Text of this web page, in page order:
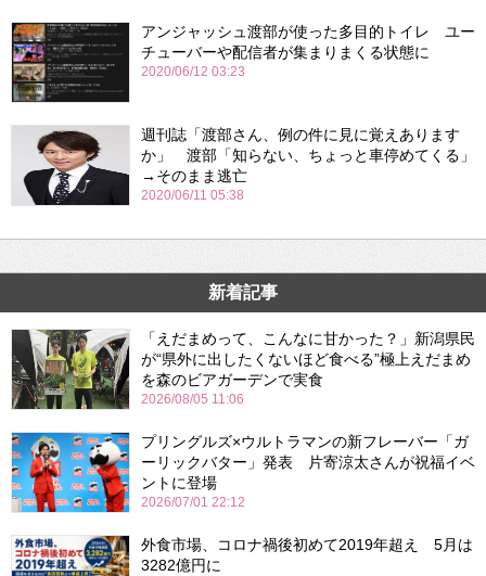
アンジャッシュ渡部が使った多目的トイレ ユー
チューバーや配信者が集まりまくる状態に
2020/06/12 03:23
週刊誌「渡部さん、例の件に見に覚えあります
か」 渡部「知らない、ちょっと車停めてくる」
→そのまま逃亡
2020/06/11 05:38
新着記事
「えだまめって、こんなに甘かった？」新潟県民
が“県外に出したくないほど食べる”極上えだまめ
を森のビアガーデンで実食
2026/08/05 11:06
プリングルズ×ウルトラマンの新フレーバー「ガ
ーリックバター」発表 片寄涼太さんが祝福イベ
ントに登場
2026/07/01 22:12
外食市場、コロナ禍後初めて2019年超え 5月は
3282億円に